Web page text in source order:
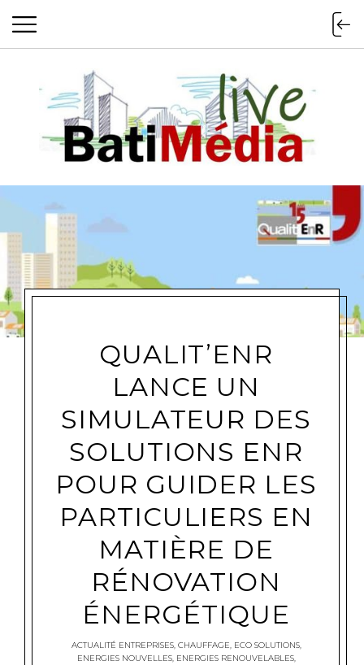
Batimedialive
QUALIT’ENR
LANCE UN
SIMULATEUR DES
SOLUTIONS ENR
POUR GUIDER LES
PARTICULIERS EN
MATIÈRE DE
RÉNOVATION
ÉNERGÉTIQUE
ACTUALITÉ ENTREPRISES, CHAUFFAGE, ECO SOLUTIONS,
ENERGIES NOUVELLES, ENERGIES RENOUVELABLES,